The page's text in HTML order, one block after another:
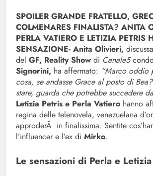
SPOILER GRANDE FRATELLO,
COLMENARES FINALISTA? ANITA
PERLA VATIERO E LETIZIA
SENSAZIONE- Anita Olivieri,
del GF, Reality Show di Canale5
Signorini, ha affermato: “Marco oddio
cosa, se andasse Grace al posto di
stare, guarda che potrebbe succedere
Letizia Petris e Perla Vatiero hanno
regina delle telenovela, venezuelana
approderÃ in finalissima. Sentite
l’influencer e l’ex di Mirko.
Le sensazioni di Perla e Letizia